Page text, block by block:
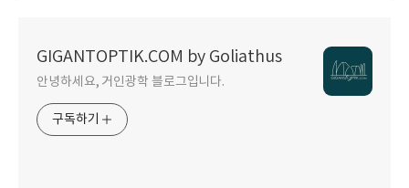
GIGANTOPTIK.COM by Goliathus
안녕하세요, 거인광학 블로그입니다.
구독하기